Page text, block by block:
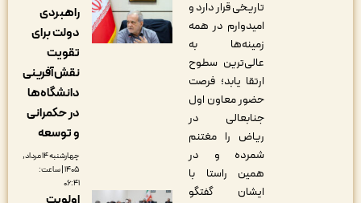
تاریخی قرار دارد و
امیدوارم در همه
زمینه‌ها به
عالی‌ترین سطوح
ارتقا یابد؛ فرصت
حضور معاون اول
جنابعالی در
ریاض را مغتنم
شمرده و در
همین راستا با
ایشان گفتگو
راهبردی
دولت برای
نقش‌آفرینی
دانشگاه‌ها
در حکمرانی
و توسعه
چهارشنبه ۱۴ مرداد,
۱۴۰۵ | ساعت: